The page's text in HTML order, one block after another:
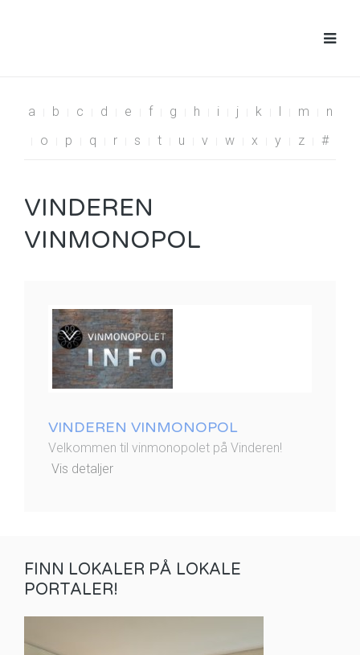
a b c d e f g h i j k l m
n
o
p q r s t u v w x y z #
VINDEREN
VINMONOPOL
VINDEREN VINMONOPOL
Velkommen til vinmonopolet på Vinderen!
Vis detaljer
FINN LOKALER PÅ LOKALE
PORTALER!